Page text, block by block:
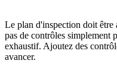
Le plan d'inspection doit être
pas de contrôles simplement
exhaustif. Ajoutez des
avancer.